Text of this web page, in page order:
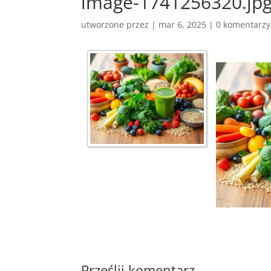
utworzone przez | mar 6, 2025 |0 komentarzy